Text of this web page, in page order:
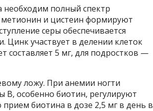
необходим полный спектр
и цистеин формируют
серы обеспечивается
участвует в делении клеток
составляет 5 мг, для подростков —
ложу. При анемии ногти
B, особенно биотин, регулируют
биотина в дозе 2,5 мг в день в